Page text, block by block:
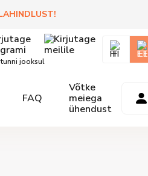
!
jooksul
FI EE
FAQ
Võtke
meiega
ühendust